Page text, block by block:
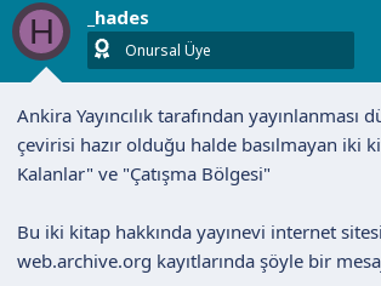
u
B
a
l
a
t
n
n
g
ı
t
a
r
h
i
H _hades
Onursal Üye
Ankira Yayıncılık tarafından yayınlanması
çevirisi hazır olduğu halde basılmayan iki
Kalanlar" ve "Çatışma Bölgesi"
Bu iki kitap hakkında yayınevi internet
web.archive.org kayıtlarında şöyle bir